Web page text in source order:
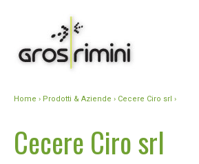
Home › Prodotti & Aziende › Cecere Ciro srl ›
Cecere Ciro srl